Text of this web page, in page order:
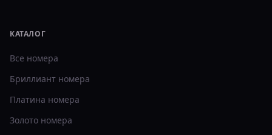
КАТАЛОГ
Все номера
Бриллиант номера
Платина номера
Золото номера